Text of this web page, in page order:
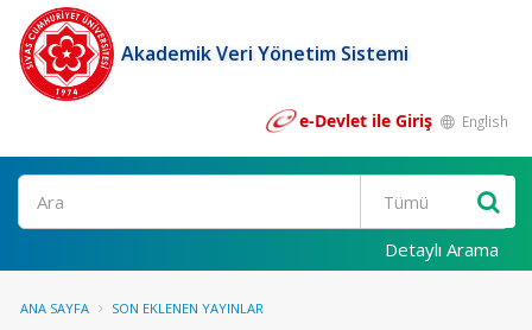
Akademik Veri Yönetim Sistemi
e-Devlet ile Giriş English
Ara
Detaylı Arama
ANA SAYFA SON EKLENEN YAYINLAR